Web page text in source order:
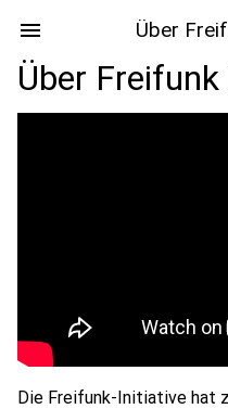
Über
Über
Die Freifunk-Initiative hat